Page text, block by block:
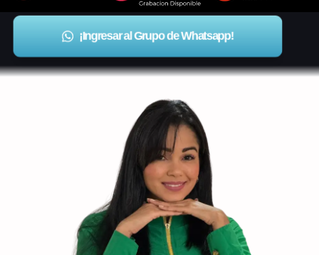
¡Ingresar al Grupo de Whatsapp!